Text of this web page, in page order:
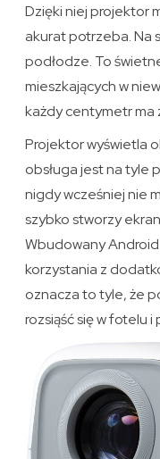
Dzięki niej projektor
akurat potrzeba. Na
podłodze. To
mieszkających w
każdy centymetr ma
Projektor wyświetla
obsługa jest na tyle
nigdy wcześniej nie
szybko stworzy
Wbudowany
korzystania z
oznacza to tyle, że
rozsiąść się w fotelu